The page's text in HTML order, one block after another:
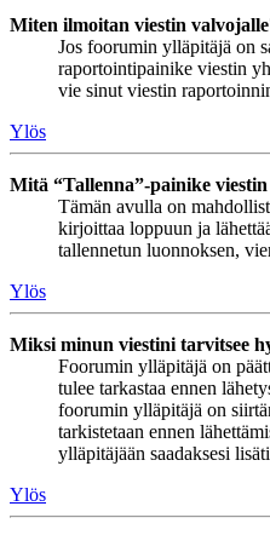
Miten ilmoitan viestin
Jos foorumin ylläpitäjä on
raportointipainike viestin
vie sinut viestin
Ylös
Mitä “Tallenna”-painike
Tämän avulla on
kirjoittaa loppuun ja
tallennetun luonnoksen,
Ylös
Miksi minun viestini tarvitsee
Foorumin ylläpitäjä on
tulee tarkastaa ennen
foorumin ylläpitäjä on
tarkistetaan ennen
ylläpitäjään saadaksesi
Ylös